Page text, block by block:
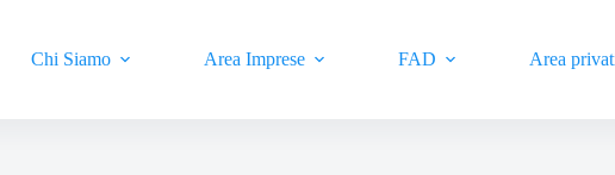
Chi Siamo Area Imprese FAD Area